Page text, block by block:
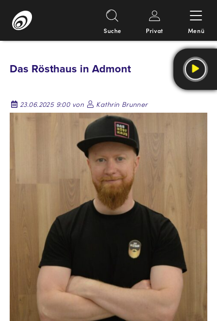
Inhalt
Suche Privat Menü
Das Rösthaus in Admont
23.06.2025 9:00 von Kathrin Brunner